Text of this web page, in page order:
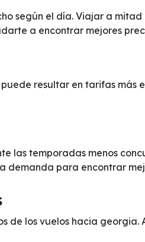
según el día. Viajar a
a encontrar mejores
resultar en tarifas más
las temporadas menos
demanda para encontrar
de los vuelos hacia